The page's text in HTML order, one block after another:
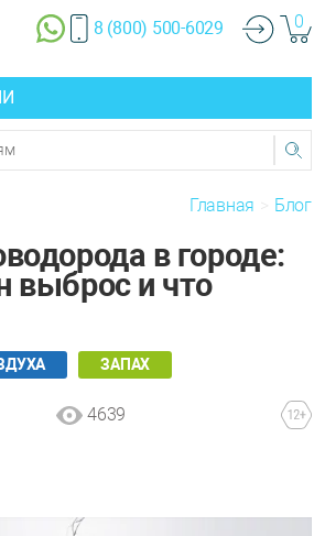
8 (800) 500-6029 0
Главная Блог
в городе:
выброс и что
ЗАПАХ
4639